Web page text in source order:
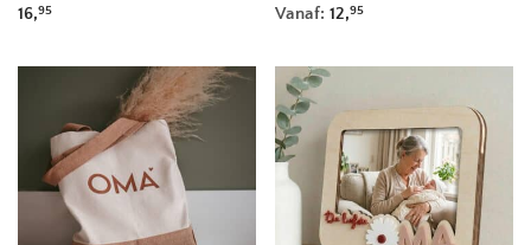
16,95 Vanaf: 12,95